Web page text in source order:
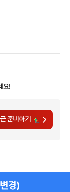
요!
준비하기
경)